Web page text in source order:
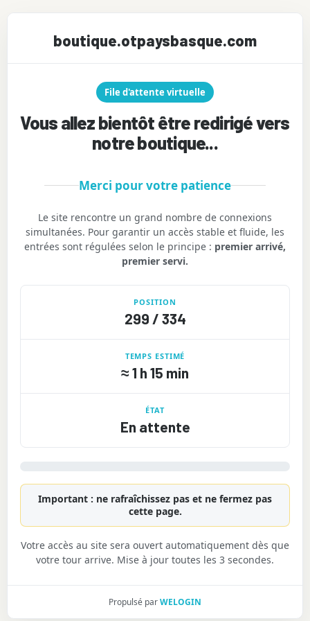
boutique.otpaysbasque.com
File d'attente virtuelle
Vous allez bientôt être redirigé vers
notre boutique...
Merci pour votre patience
Le site rencontre un grand nombre de connexions
simultanées. Pour garantir un accès stable et fluide, les
entrées sont régulées selon le principe : premier arrivé,
premier servi.
POSITION
299 / 334
TEMPS ESTIMÉ
≈ 1 h 15 min
ÉTAT
En attente
Important : ne rafraîchissez pas et ne fermez pas
cette page.
Votre accès au site sera ouvert automatiquement dès que
votre tour arrive. Mise à jour toutes les 3 secondes.
Propulsé parWELOGIN